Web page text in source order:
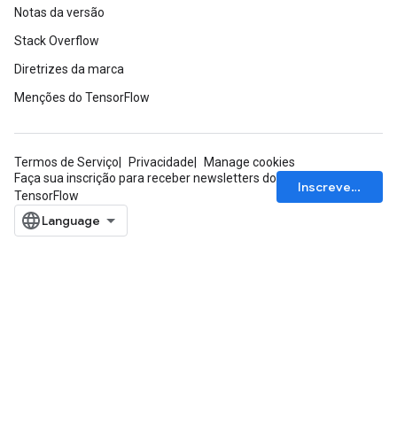
Notas da versão
Stack Overflow
Diretrizes da marca
Menções do TensorFlow
Termos de Serviço Privacidade
Manage cookies
Faça sua inscrição para receber newsletters do
TensorFlow
Inscrever-se